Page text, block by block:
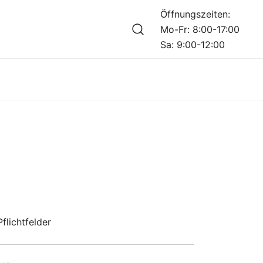
Öffnungszeiten:
Mo-Fr: 8:00-17:00
Sa: 9:00-12:00